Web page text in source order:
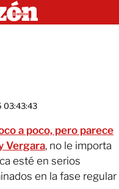
03:43:43
a poco, pero parece
Vergara, no le importa
esté en serios
en la fase regular